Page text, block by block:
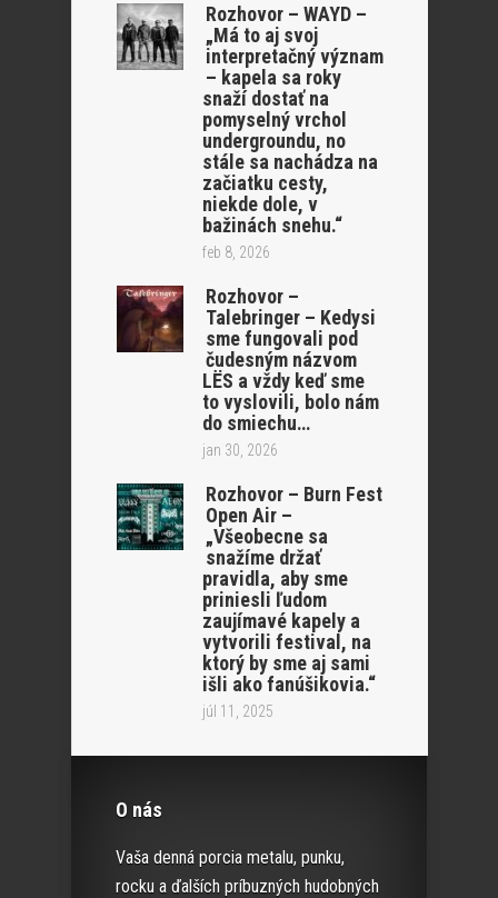
Rozhovor – WAYD –
„Má to aj svoj
interpretačný význam
– kapela sa roky
snaží dostať na
pomyselný vrchol
undergroundu, no
stále sa nachádza na
začiatku cesty,
niekde dole, v
bažinách snehu.“
feb 8, 2026
Rozhovor –
Talebringer – Kedysi
sme fungovali pod
čudesným názvom
LËS a vždy keď sme
to vyslovili, bolo nám
do smiechu…
jan 30, 2026
Rozhovor – Burn Fest
Open Air –
„Všeobecne sa
snažíme držať
pravidla, aby sme
priniesli ľudom
zaujímavé kapely a
vytvorili festival, na
ktorý by sme aj sami
išli ako fanúšikovia.“
júl 11, 2025
O nás
Vaša denná porcia metalu, punku,
rocku a ďalších príbuzných hudobných